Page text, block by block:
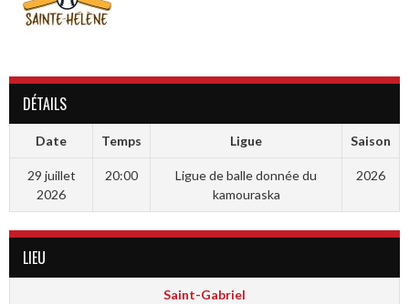
DÉTAILS
Date Temps Ligue Saison
29 juillet
2026
20:00
Ligue de balle donnée du
kamouraska
2026
LIEU
Saint-Gabriel